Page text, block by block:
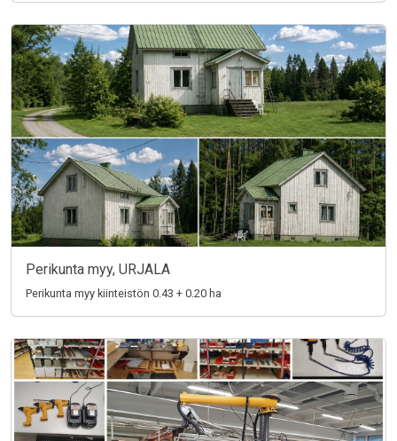
Perikunta myy, URJALA
Perikunta myy kiinteistön 0.43 + 0.20 ha